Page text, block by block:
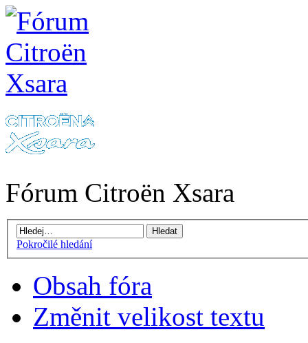
Fórum Citroën Xsara
Pokročilé hledání
Obsah fóra
Změnit velikost textu